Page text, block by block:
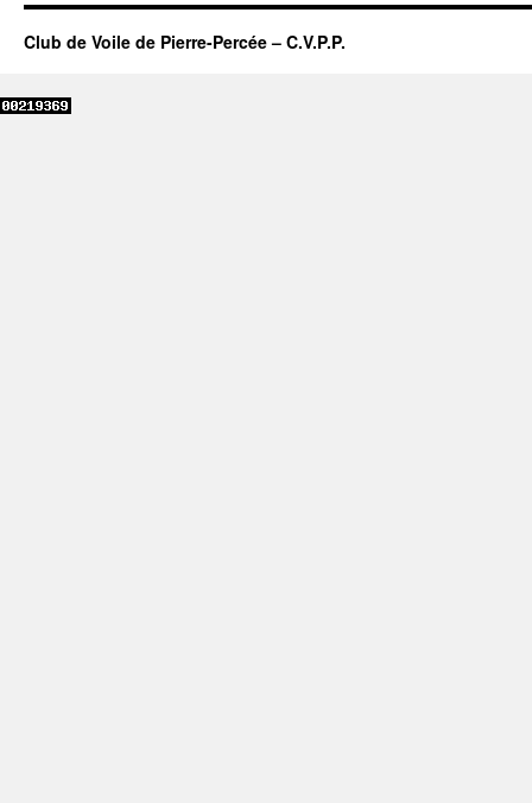
Club de Voile de Pierre-Percée – C.V.P.P.